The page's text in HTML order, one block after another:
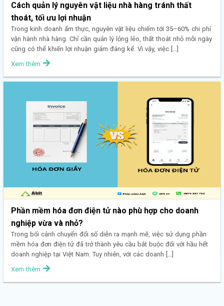
Cách quản lý nguyên vật liệu nhà hàng tránh thất
thoát, tối ưu lợi nhuận
Trong kinh doanh ẩm thực, nguyên vật liệu chiếm tới 35–60% chi phí
vận hành nhà hàng. Chỉ cần quản lý lỏng lẻo, thất thoát nhỏ mỗi ngày
cũng có thể khiến lợi nhuận giảm đáng kể. Vì vậy, việc […]
Xem thêm
Phần mềm hóa đơn điện tử nào phù hợp cho doanh
nghiệp vừa và nhỏ?
Trong bối cảnh chuyển đổi số diễn ra mạnh mẽ, việc sử dụng phần
mềm hóa đơn điện tử đã trở thành yêu cầu bắt buộc đối với hầu hết
doanh nghiệp tại Việt Nam. Tuy nhiên, với các doanh […]
Xem thêm